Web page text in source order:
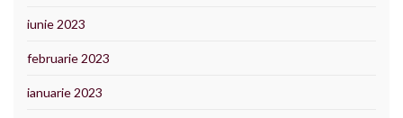
iunie 2023
februarie 2023
ianuarie 2023